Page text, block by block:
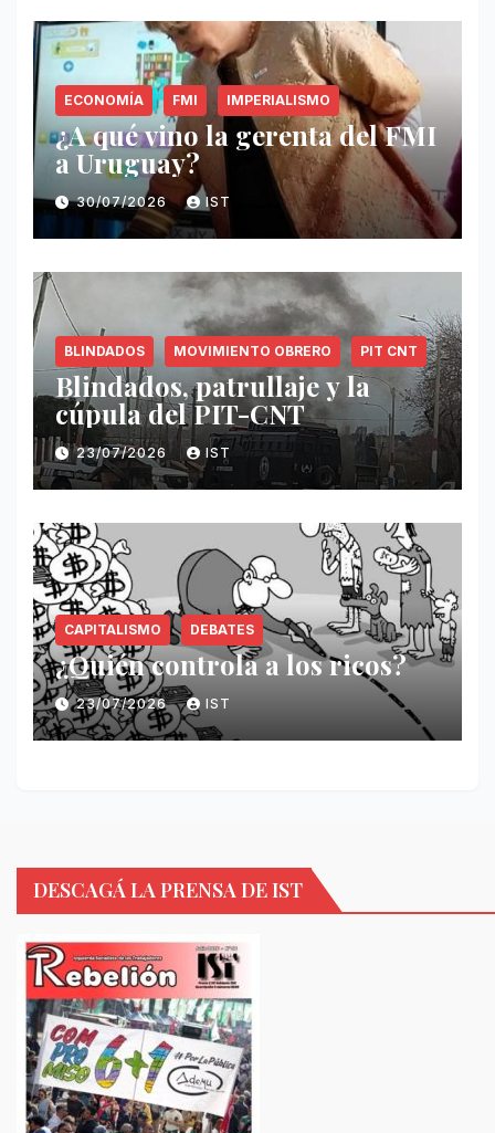
ECONOMÍA FMI IMPERIALISMO
¿A qué vino la gerenta del FMI
a Uruguay?
30/07/2026 IST
BLINDADOS MOVIMIENTO OBRERO PIT CNT
Blindados, patrullaje y la
cúpula del PIT-CNT
23/07/2026 IST
CAPITALISMO DEBATES
¿Quién controla a los ricos?
23/07/2026 IST
DESCAGÁ LA PRENSA DE IST